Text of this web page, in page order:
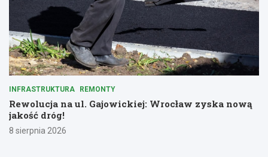
INFRASTRUKTURA REMONTY
Rewolucja na ul. Gajowickiej: Wrocław zyska nową
jakość dróg!
8 sierpnia 2026